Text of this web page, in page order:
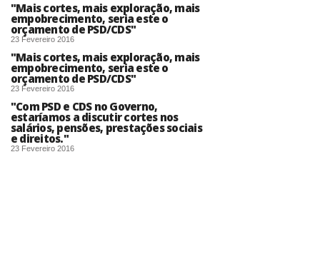
"Mais cortes, mais exploração, mais
empobrecimento, seria este o
orçamento de PSD/CDS"
23 Fevereiro 2016
"Mais cortes, mais exploração, mais
empobrecimento, seria este o
orçamento de PSD/CDS"
23 Fevereiro 2016
"Com PSD e CDS no Governo,
estaríamos a discutir cortes nos
salários, pensões, prestações sociais
e direitos."
23 Fevereiro 2016